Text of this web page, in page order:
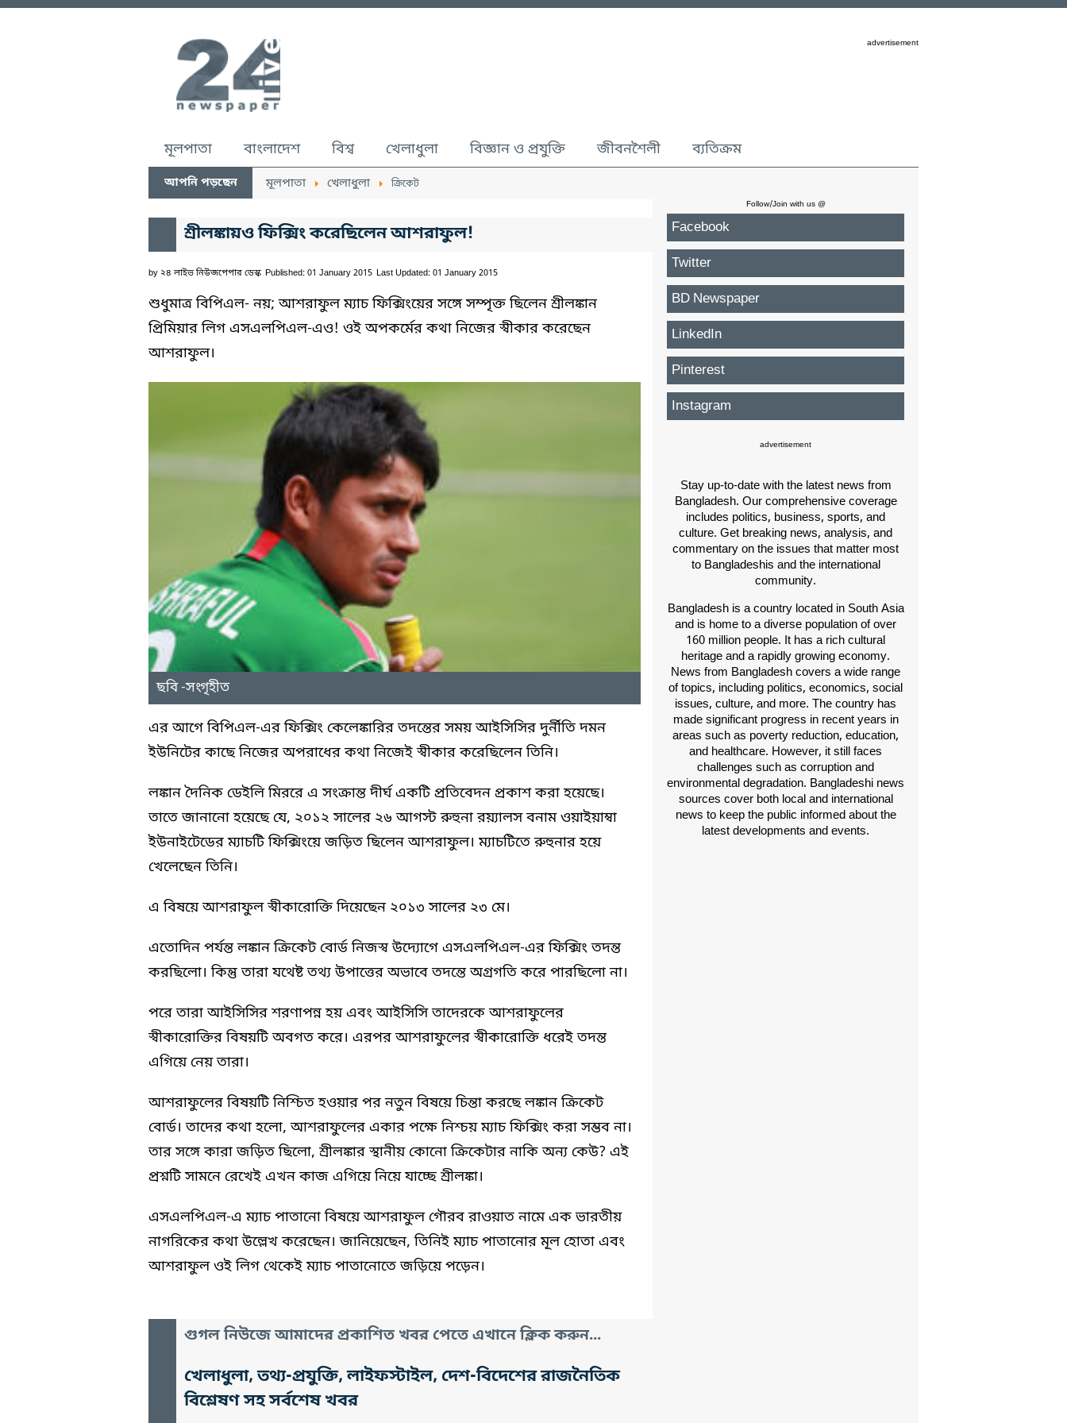
advertisement
মূলপাতা বাংলাদেশ বিশ্ব খেলাধুলা বিজ্ঞান ও প্রযুক্তি জীবনশৈলী ব্যতিক্রম
আপনি পড়ছেন মূলপাতা খেলাধুলা ক্রিকেট
শ্রীলঙ্কায়ও ফিক্সিং করেছিলেন আশরাফুল!
by ২৪ লাইভ নিউজপেপার ডেস্ক Published: 01 January 2015 Last Updated: 01 January 2015
শুধুমাত্র বিপিএল- নয়; আশরাফুল ম্যাচ ফিক্সিংয়ের সঙ্গে সম্পৃক্ত ছিলেন শ্রীলঙ্কান
প্রিমিয়ার লিগ এসএলপিএল-এও! ওই অপকর্মের কথা নিজের স্বীকার করেছেন
আশরাফুল।
ছবি -সংগৃহীত
এর আগে বিপিএল-এর ফিক্সিং কেলেঙ্কারির তদন্তের সময় আইসিসির দুর্নীতি দমন
ইউনিটের কাছে নিজের অপরাধের কথা নিজেই স্বীকার করেছিলেন তিনি।
লঙ্কান দৈনিক ডেইলি মিররে এ সংক্রান্ত দীর্ঘ একটি প্রতিবেদন প্রকাশ করা হয়েছে।
তাতে জানানো হয়েছে যে, ২০১২ সালের ২৬ আগস্ট রুহুনা রয়্যালস বনাম ওয়াইয়াম্বা
ইউনাইটেডের ম্যাচটি ফিক্সিংয়ে জড়িত ছিলেন আশরাফুল। ম্যাচটিতে রুহুনার হয়ে
খেলেছেন তিনি।
এ বিষয়ে আশরাফুল স্বীকারোক্তি দিয়েছেন ২০১৩ সালের ২৩ মে।
এতোদিন পর্যন্ত লঙ্কান ক্রিকেট বোর্ড নিজস্ব উদ্যোগে এসএলপিএল-এর ফিক্সিং তদন্ত
করছিলো। কিন্তু তারা যথেষ্ট তথ্য উপাত্তের অভাবে তদন্তে অগ্রগতি করে পারছিলো না।
পরে তারা আইসিসির শরণাপন্ন হয় এবং আইসিসি তাদেরকে আশরাফুলের
স্বীকারোক্তির বিষয়টি অবগত করে। এরপর আশরাফুলের স্বীকারোক্তি ধরেই তদন্ত
এগিয়ে নেয় তারা।
আশরাফুলের বিষয়টি নিশ্চিত হওয়ার পর নতুন বিষয়ে চিন্তা করছে লঙ্কান ক্রিকেট
বোর্ড। তাদের কথা হলো, আশরাফুলের একার পক্ষে নিশ্চয় ম্যাচ ফিক্সিং করা সম্ভব না।
তার সঙ্গে কারা জড়িত ছিলো, শ্রীলঙ্কার স্থানীয় কোনো ক্রিকেটার নাকি অন্য কেউ? এই
প্রশ্নটি সামনে রেখেই এখন কাজ এগিয়ে নিয়ে যাচ্ছে শ্রীলঙ্কা।
এসএলপিএল-এ ম্যাচ পাতানো বিষয়ে আশরাফুল গৌরব রাওয়াত নামে এক ভারতীয়
নাগরিকের কথা উল্লেখ করেছেন। জানিয়েছেন, তিনিই ম্যাচ পাতানোর মূল হোতা এবং
আশরাফুল ওই লিগ থেকেই ম্যাচ পাতানোতে জড়িয়ে পড়েন।
গুগল নিউজে আমাদের প্রকাশিত খবর পেতে এখানে ক্লিক করুন...
খেলাধুলা, তথ্য-প্রযুক্তি, লাইফস্টাইল, দেশ-বিদেশের রাজনৈতিক
বিশ্লেষণ সহ সর্বশেষ খবর
Follow/Join with us @
Facebook
Twitter
BD Newspaper
LinkedIn
Pinterest
Instagram
advertisement
Stay up-to-date with the latest news from
Bangladesh. Our comprehensive coverage
includes politics, business, sports, and
culture. Get breaking news, analysis, and
commentary on the issues that matter most
to Bangladeshis and the international
community.
Bangladesh is a country located in South Asia
and is home to a diverse population of over
160 million people. It has a rich cultural
heritage and a rapidly growing economy.
News from Bangladesh covers a wide range
of topics, including politics, economics, social
issues, culture, and more. The country has
made significant progress in recent years in
areas such as poverty reduction, education,
and healthcare. However, it still faces
challenges such as corruption and
environmental degradation. Bangladeshi news
sources cover both local and international
news to keep the public informed about the
latest developments and events.